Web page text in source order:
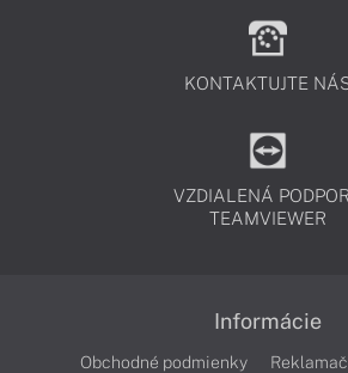
KONTAKTUJTE
VZDIALENÁ
TEAMVIEWER
Informácie
Obchodné podmienky